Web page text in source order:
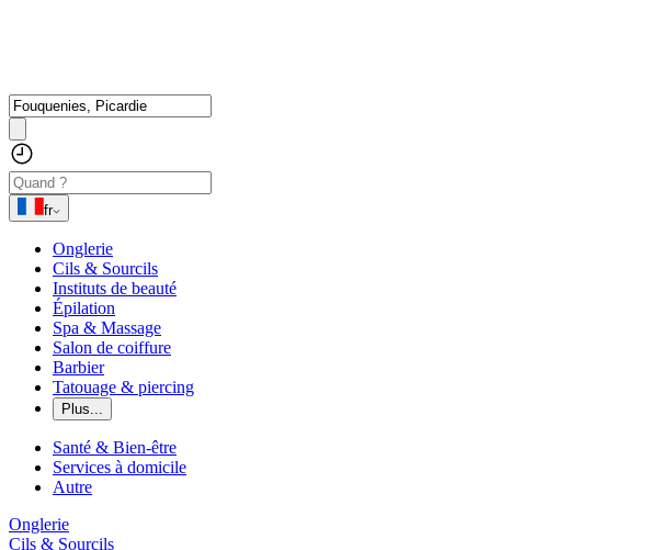
fr
Onglerie
Cils & Sourcils
Instituts de beauté
Épilation
Spa & Massage
Salon de coiffure
Barbier
Tatouage & piercing
Plus...
Santé & Bien-être
Services à domicile
Autre
Onglerie
Cils & Sourcils